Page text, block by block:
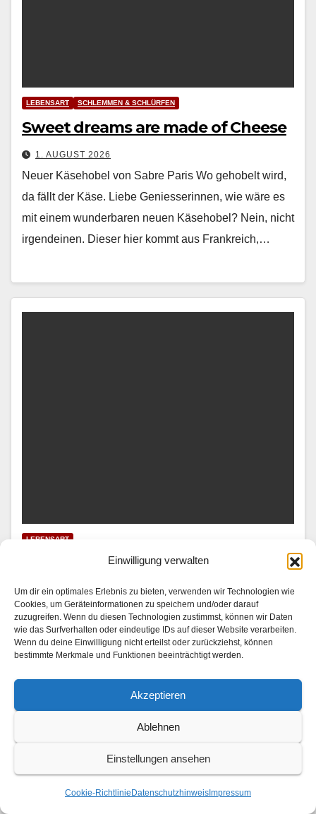
Einwilligung verwalten
Um dir ein optimales Erlebnis zu bieten, verwenden wir Technologien wie
Cookies, um Geräteinformationen zu speichern und/oder darauf
zuzugreifen. Wenn du diesen Technologien zustimmst, können wir Daten
wie das Surfverhalten oder eindeutige IDs auf dieser Website verarbeiten.
Wenn du deine Einwilligung nicht erteilst oder zurückziehst, können
bestimmte Merkmale und Funktionen beeinträchtigt werden.
Akzeptieren
Ablehnen
Einstellungen ansehen
Cookie-Richtlinie Datenschutzhinweis Impressum
LEBENSART SCHLEMMEN & SCHLÜRFEN
Sweet dreams are made of Cheese
1. AUGUST 2026
Neuer Käsehobel von Sabre Paris Wo geho­belt wird,
da fällt der Käse. Liebe Geniesserin­nen, wie wäre es
mit einem wun­der­baren neuen Käse­ho­bel? Nein, nicht
irgen­deinen. Dieser hier kommt aus Frankre­ich,…
LEBENSART
Mariella Ahrens wird Hotelkritikerin
31. JULI 2026
In “Die Landarztpraxis — Team Sonnenhof” | SAT.1 am
3. und 4. August 2026 Im Son­nen­hof checkt ein ganz
beson­der­er Gast ein: Mariel­la Ahrens (“GZSZ”, “Der